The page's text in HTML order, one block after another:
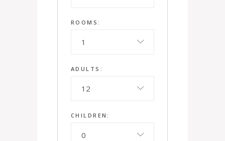
ROOMS:
1
ADULTS:
12
CHILDREN:
0